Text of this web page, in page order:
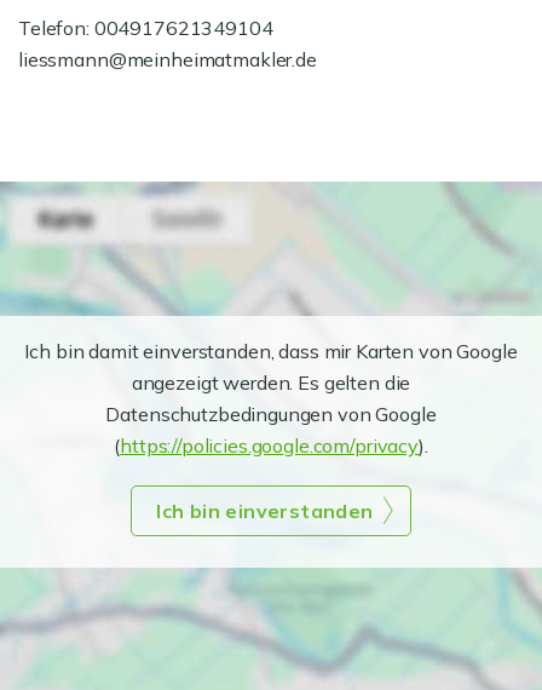
Telefon: 004917621349104
liessmann@meinheimatmakler.de
Ich bin damit einverstanden, dass mir Karten von Google
angezeigt werden. Es gelten die
Datenschutzbedingungen von Google
(https://policies.google.com/privacy).
Ich bin einverstanden